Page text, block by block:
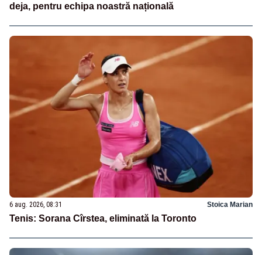
deja, pentru echipa noastră națională
6 aug. 2026, 08:31 Stoica Marian
Tenis: Sorana Cîrstea, eliminată la Toronto